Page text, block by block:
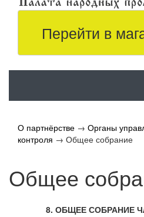
Перейти в
О партнёрстве → Органы
контроля → Общее собрание
Общее
8. ОБЩЕЕ СОБРАНИЕ